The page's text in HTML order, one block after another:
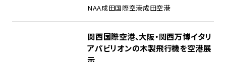
NAA成田国際空港成田空港
関西国際空港、大阪・関西万博イタリ
アパビリオンの木製飛行機を空港展
示